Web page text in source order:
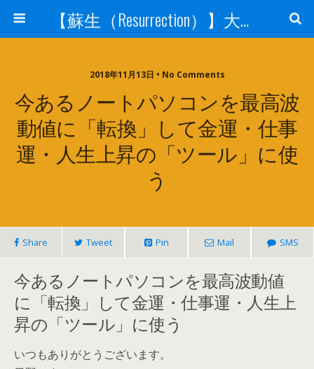
【蘇生（Resurrection）】大宇宙と人体の神秘を紐解く
2018年11月13日 • No Comments
今あるノートパソコンを最高波
動値に「転換」して金運・仕事
運・人生上昇の「ツール」に使
う
Share Tweet Pin Mail SMS
今あるノートパソコンを最高波動値
に「転換」して金運・仕事運・人生上
昇の「ツール」に使う
いつもありがとうございます。